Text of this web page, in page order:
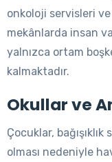
onkoloji servisleri
mekânlarda insan
yalnızca ortam
kalmaktadır.
Okullar ve
Çocuklar,
olması nedeniyle